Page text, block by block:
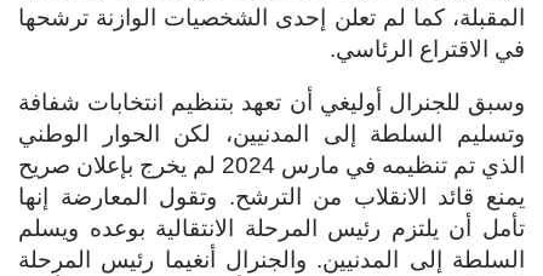
المقبلة، كما لم تعلن إحدى الشخصيات الوازنة ترشحها
في الاقتراع الرئاسي.
وسبق للجنرال أوليغي أن تعهد بتنظيم انتخابات شفافة
وتسليم السلطة إلى المدنيين، لكن الحوار الوطني
الذي تم تنظيمه في مارس 2024 لم يخرج بإعلان صريح
يمنع قائد الانقلاب من الترشح. وتقول المعارضة إنها
تأمل أن يلتزم رئيس المرحلة الانتقالية بوعده ويسلم
السلطة إلى المدنيين. والجنرال أنغيما رئيس المرحلة